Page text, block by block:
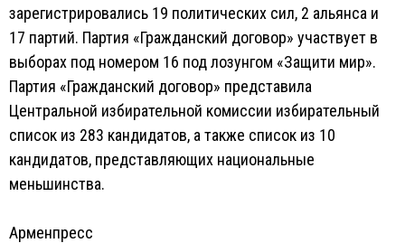
зарегистрировались 19 политических сил, 2 альянса и
17 партий. Партия «Гражданский договор» участвует в
выборах под номером 16 под лозунгом «Защити мир».
Партия «Гражданский договор» представила
Центральной избирательной комиссии избирательный
список из 283 кандидатов, а также список из 10
кандидатов, представляющих национальные
меньшинства.
Арменпресс